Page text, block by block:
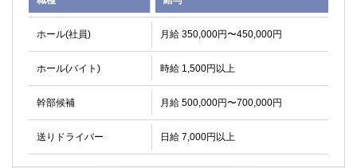
ホール(社員) 月給 350,000円〜450,000円
ホール(バイト) 時給 1,500円以上
幹部候補 月給 500,000円〜700,000円
送りドライバー 日給 7,000円以上